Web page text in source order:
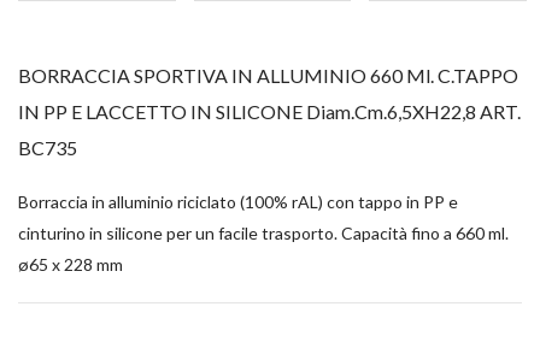
BORRACCIA SPORTIVA IN ALLUMINIO 660 Ml. C.TAPPO
IN PP E LACCETTO IN SILICONE Diam.cm.6,5XH22,8 ART.
BC735
Borraccia in alluminio riciclato (100% rAL) con tappo in PP e
cinturino in silicone per un facile trasporto. Capacità fino a 660 ml.
ø65 x 228 mm